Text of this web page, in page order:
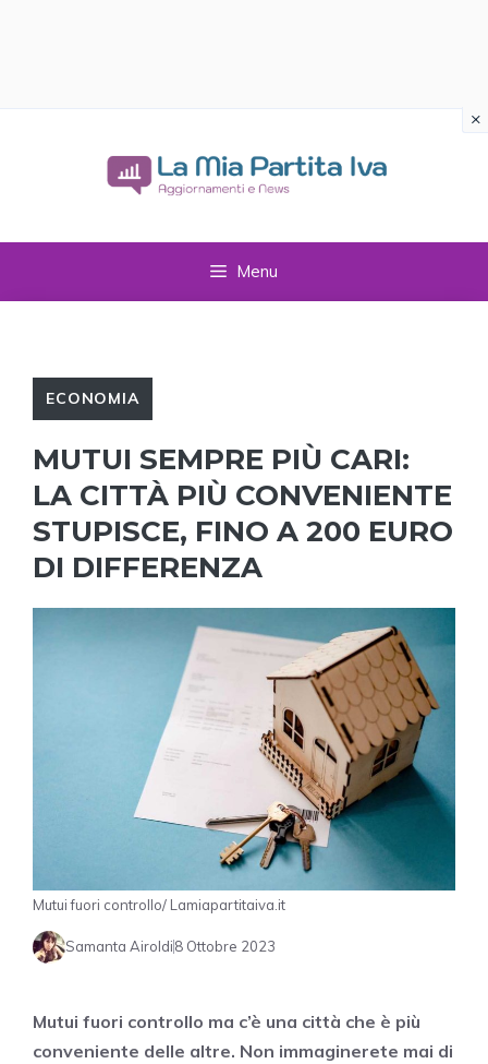
Menu
ECONOMIA
MUTUI SEMPRE PIÙ CARI:
LA CITTÀ PIÙ CONVENIENTE
STUPISCE, FINO A 200 EURO
DI DIFFERENZA
Mutui fuori controllo/ Lamiapartitaiva.it
Samanta Airoldi8 Ottobre 2023
Mutui fuori controllo ma c’è una città che è più
conveniente delle altre. Non immaginerete mai di
×